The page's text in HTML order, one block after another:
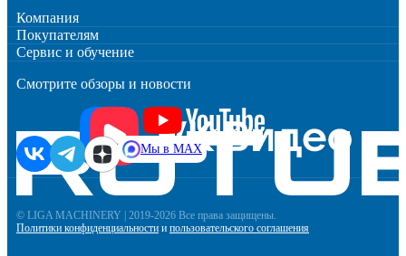
Компания
Покупателям
Сервис и обучение
Смотрите обзоры и новости
Мы в MAX
© LIGA MACHINERY | 2019-2026 Все права защищены.
Политики конфиденциальности и пользовательского соглашения